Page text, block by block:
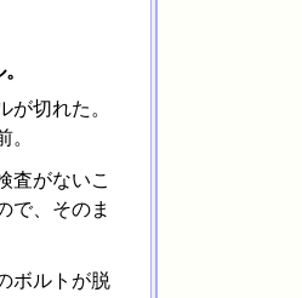
が切れた。
。
査がないこ
で、そのま
ボルトが脱